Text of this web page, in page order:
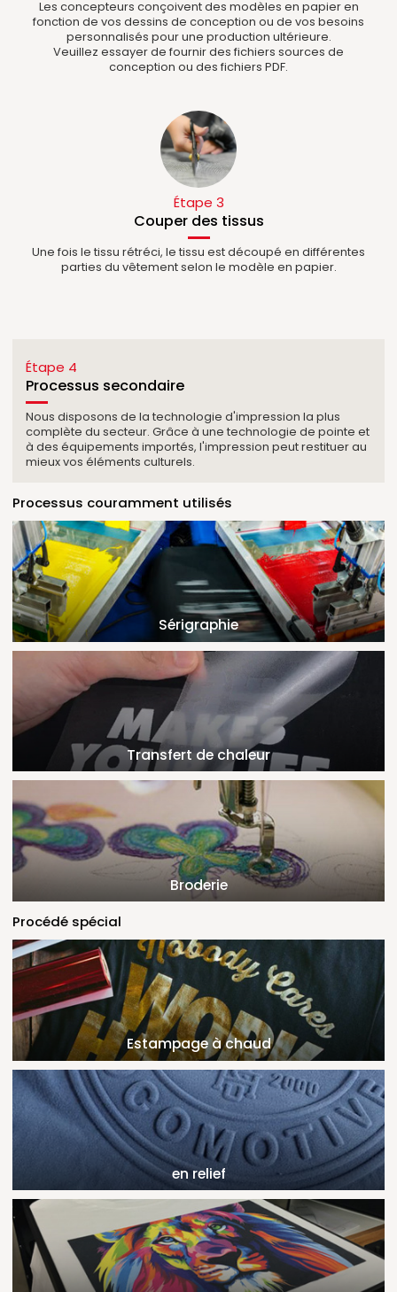
Les concepteurs conçoivent des modèles en papier en
fonction de vos dessins de conception ou de vos besoins
personnalisés pour une production ultérieure.
Veuillez essayer de fournir des fichiers sources de
conception ou des fichiers PDF.
Étape 3
Couper des tissus
Une fois le tissu rétréci, le tissu est découpé en différentes
parties du vêtement selon le modèle en papier.
Étape 4
Processus secondaire
Nous disposons de la technologie d'impression la plus
complète du secteur. Grâce à une technologie de pointe et
à des équipements importés, l'impression peut restituer au
mieux vos éléments culturels.
Processus couramment utilisés
Sérigraphie
Transfert de chaleur
Broderie
Procédé spécial
Estampage à chaud
en relief